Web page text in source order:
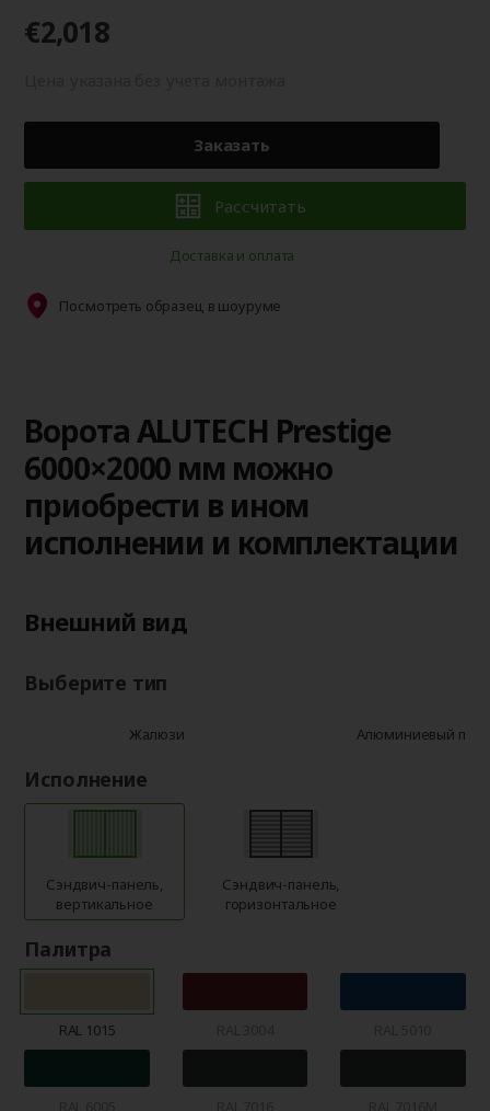
€2,018
Заказать
Рассчитать
Доставка и оплата
Посмотреть образец в шоуруме
Ворота ALUTECH Prestige
6000×2000 мм можно
приобрести в ином
исполнении и комплектации
Внешний вид
Выберите тип
Жалюзи Алюминиевый
Исполнение
Сэндвич-панель,
вертикальное
Сэндвич-панель,
горизонтальное
Палитра
RAL 1015